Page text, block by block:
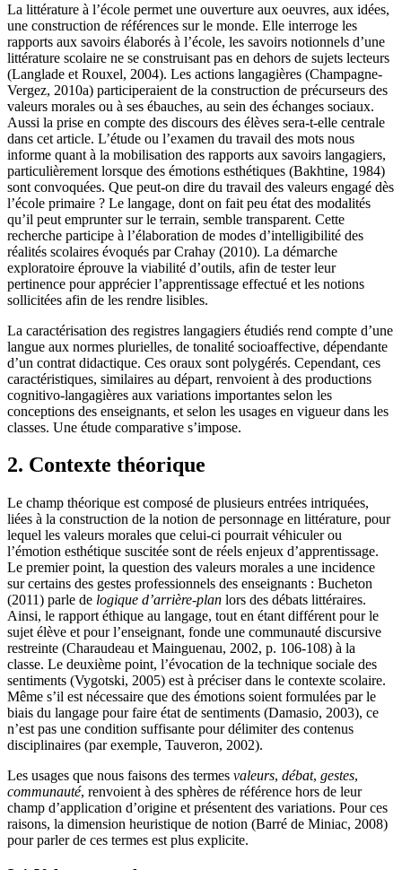
La littérature à l’école permet une ouverture aux oeuvres, aux idées,
une construction de références sur le monde. Elle interroge les
rapports aux savoirs élaborés à l’école, les savoirs notionnels d’une
littérature scolaire ne se construisant pas en dehors de sujets lecteurs
(Langlade et Rouxel, 2004). Les actions langagières (Champagne-
Vergez, 2010a) participeraient de la construction de précurseurs des
valeurs morales ou à ses ébauches, au sein des échanges sociaux.
Aussi la prise en compte des discours des élèves sera-t-elle centrale
dans cet article. L’étude ou l’examen du travail des mots nous
informe quant à la mobilisation des rapports aux savoirs langagiers,
particulièrement lorsque des émotions esthétiques (Bakhtine, 1984)
sont convoquées. Que peut-on dire du travail des valeurs engagé dès
l’école primaire ? Le langage, dont on fait peu état des modalités
qu’il peut emprunter sur le terrain, semble transparent. Cette
recherche participe à l’élaboration de modes d’intelligibilité des
réalités scolaires évoqués par Crahay (2010). La démarche
exploratoire éprouve la viabilité d’outils, afin de tester leur
pertinence pour apprécier l’apprentissage effectué et les notions
sollicitées afin de les rendre lisibles.
La caractérisation des registres langagiers étudiés rend compte d’une
langue aux normes plurielles, de tonalité socioaffective, dépendante
d’un contrat didactique. Ces oraux sont polygérés. Cependant, ces
caractéristiques, similaires au départ, renvoient à des productions
cognitivo-langagières aux variations importantes selon les
conceptions des enseignants, et selon les usages en vigueur dans les
classes. Une étude comparative s’impose.
2. Contexte théorique
Le champ théorique est composé de plusieurs entrées intriquées,
liées à la construction de la notion de personnage en littérature, pour
lequel les valeurs morales que celui-ci pourrait véhiculer ou
l’émotion esthétique suscitée sont de réels enjeux d’apprentissage.
Le premier point, la question des valeurs morales a une incidence
sur certains des gestes professionnels des enseignants : Bucheton
(2011) parle de logique d’arrière-plan lors des débats littéraires.
Ainsi, le rapport éthique au langage, tout en étant différent pour le
sujet élève et pour l’enseignant, fonde une communauté discursive
restreinte (Charaudeau et Mainguenau, 2002, p. 106-108) à la
classe. Le deuxième point, l’évocation de la technique sociale des
sentiments (Vygotski, 2005) est à préciser dans le contexte scolaire.
Même s’il est nécessaire que des émotions soient formulées par le
biais du langage pour faire état de sentiments (Damasio, 2003), ce
n’est pas une condition suffisante pour délimiter des contenus
disciplinaires (par exemple, Tauveron, 2002).
Les usages que nous faisons des termes valeurs, débat, gestes,
communauté, renvoient à des sphères de référence hors de leur
champ d’application d’origine et présentent des variations. Pour ces
raisons, la dimension heuristique de notion (Barré de Miniac, 2008)
pour parler de ces termes est plus explicite.